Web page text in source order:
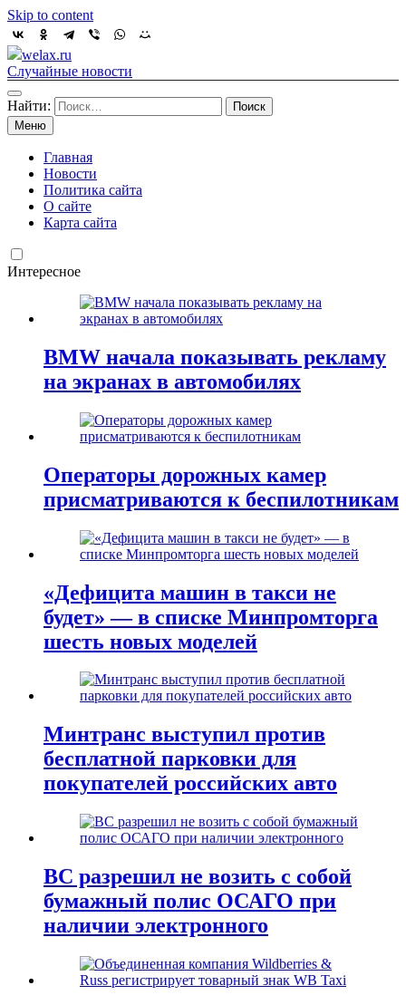
Skip to content
welax.ru
Случайные новости
Найти:
Меню
Главная
Новости
Политика сайта
О сайте
Карта сайта
Интересное
BMW начала показывать рекламу
на экранах в автомобилях
Операторы дорожных камер
присматриваются к беспилотникам
«Дефицита машин в такси не
будет» — в списке Минпромторга
шесть новых моделей
Минтранс выступил против
бесплатной парковки для
покупателей российских авто
ВС разрешил не возить с собой
бумажный полис ОСАГО при
наличии электронного